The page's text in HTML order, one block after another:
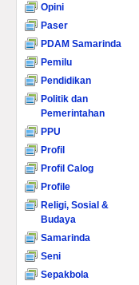
Opini
Paser
PDAM Samarinda
Pemilu
Pendidikan
Politik dan
Pemerintahan
PPU
Profil
Profil Calog
Profile
Religi, Sosial &
Budaya
Samarinda
Seni
Sepakbola